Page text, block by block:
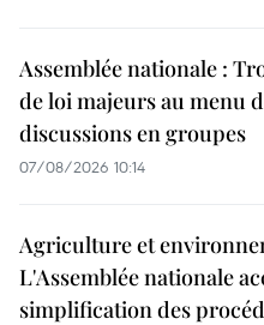
Assemblée nationale :
de loi majeurs au menu
discussions en groupes
07/08/2026 10:14
Agriculture et
L'Assemblée nationale
simplification des